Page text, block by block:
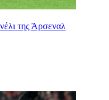
της Άρσεναλ